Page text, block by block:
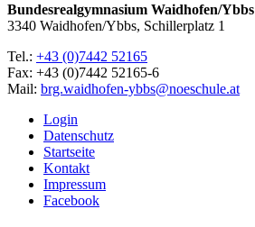
Bundesrealgymnasium Waidhofen/Ybbs
3340 Waidhofen/Ybbs, Schillerplatz 1
Tel.: +43 (0)7442 52165
Fax: +43 (0)7442 52165-6
Mail: brg.waidhofen-ybbs@noeschule.at
Login
Datenschutz
Startseite
Kontakt
Impressum
Facebook